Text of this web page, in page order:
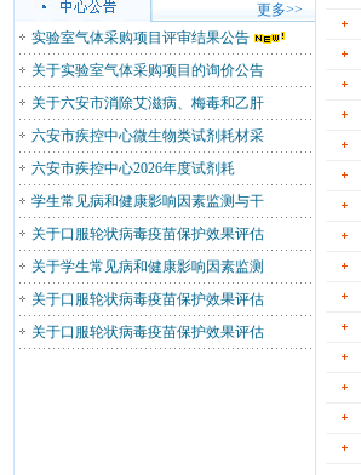
更多>>
实验室气体采购项目评审结果公告
关于实验室气体采购项目的询价公告
关于六安市消除艾滋病、梅毒和乙肝
六安市疾控中心微生物类试剂耗材采
六安市疾控中心2026年度试剂耗
学生常见病和健康影响因素监测与干
关于口服轮状病毒疫苗保护效果评估
关于学生常见病和健康影响因素监测
关于口服轮状病毒疫苗保护效果评估
关于口服轮状病毒疫苗保护效果评估